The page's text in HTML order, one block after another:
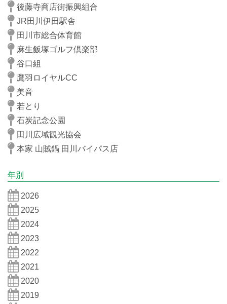
後藤寺商店街振興組合
JR田川伊田駅舎
田川市総合体育館
麻生飯塚ゴルフ倶楽部
谷口組
鷹羽ロイヤルCC
美音
若とり
石炭記念公園
田川広域観光協会
本家 山賊鍋 田川バイパス店
年別
2026
2025
2024
2023
2022
2021
2020
2019